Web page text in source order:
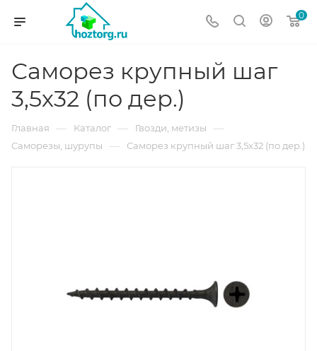
0
Саморез крупный шаг
3,5х32 (по дер.)
Главная — Каталог — Гвозди, метизы —
Саморезы, шурупы — Саморез крупный шаг 3,5х32 (по дер.)